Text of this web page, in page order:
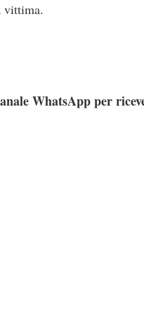
vittima.
WhatsApp per